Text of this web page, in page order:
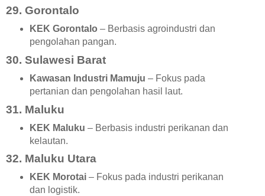
29. Gorontalo
KEK Gorontalo – Berbasis agroindustri dan
pengolahan pangan.
30. Sulawesi Barat
Kawasan Industri Mamuju – Fokus pada
pertanian dan pengolahan hasil laut.
31. Maluku
KEK Maluku – Berbasis industri perikanan dan
kelautan.
32. Maluku Utara
KEK Morotai– Fokus pada industri perikanan
dan logistik.